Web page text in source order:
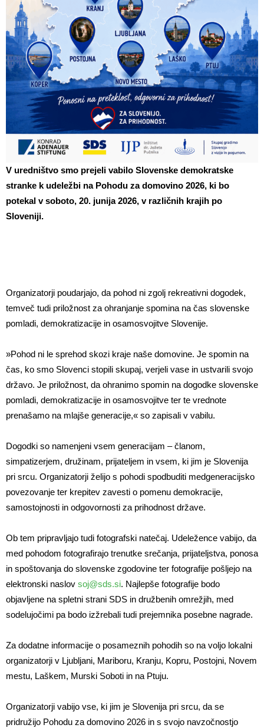
V uredništvo smo prejeli vabilo Slovenske demokratske
stranke k udeležbi na Pohodu za domovino 2026, ki bo
potekal v soboto, 20. junija 2026, v različnih krajih po
Sloveniji.
Organizatorji poudarjajo, da pohod ni zgolj rekreativni dogodek,
temveč tudi priložnost za ohranjanje spomina na čas slovenske
pomladi, demokratizacije in osamosvojitve Slovenije.
»Pohod ni le sprehod skozi kraje naše domovine. Je spomin na
čas, ko smo Slovenci stopili skupaj, verjeli vase in ustvarili svojo
državo. Je priložnost, da ohranimo spomin na dogodke slovenske
pomladi, demokratizacije in osamosvojitve ter te vrednote
prenašamo na mlajše generacije,« so zapisali v vabilu.
Dogodki so namenjeni vsem generacijam – članom,
simpatizerjem, družinam, prijateljem in vsem, ki jim je Slovenija
pri srcu. Organizatorji želijo s pohodi spodbuditi medgeneracijsko
povezovanje ter krepitev zavesti o pomenu demokracije,
samostojnosti in odgovornosti za prihodnost države.
Ob tem pripravljajo tudi fotografski natečaj. Udeležence vabijo, da
med pohodom fotografirajo trenutke srečanja, prijateljstva, ponosa
in spoštovanja do slovenske zgodovine ter fotografije pošljejo na
elektronski naslov soj@sds.si. Najlepše fotografije bodo
objavljene na spletni strani SDS in družbenih omrežjih, med
sodelujočimi pa bodo izžrebali tudi prejemnika posebne nagrade.
Za dodatne informacije o posameznih pohodih so na voljo lokalni
organizatorji v Ljubljani, Mariboru, Kranju, Kopru, Postojni, Novem
mestu, Laškem, Murski Soboti in na Ptuju.
Organizatorji vabijo vse, ki jim je Slovenija pri srcu, da se
pridružijo Pohodu za domovino 2026 in s svojo navzočnostjo